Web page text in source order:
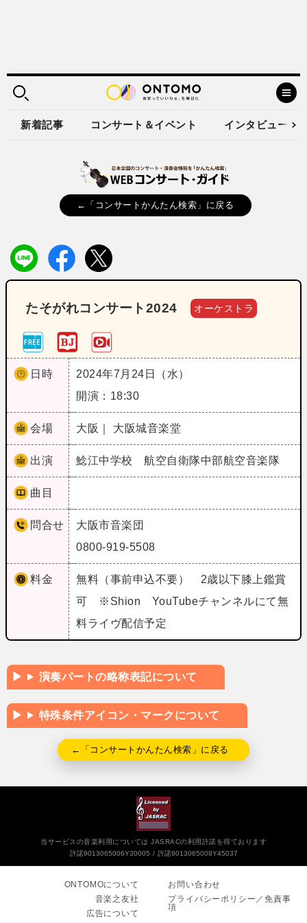
新着記事 コンサート＆イベント インタビュー
←「コンサートかんたん検索」に戻る
たそがれコンサート2024 オーケストラ
日時
2024年7月24日（水）
開演：18:30
会場 大阪｜ 大阪城音楽堂
出演 鯰江中学校 航空自衛隊中部航空音楽隊
曲目
問合せ
大阪市音楽団
0800-919-5508
料金
無料（事前申込不要） 2歳以下膝上鑑賞
可 ※Shion YouTubeチャンネルにて無
料ライヴ配信予定
演奏パートの略称表記について
特殊条件アイコン・マークについて
←「コンサートかんたん検索」に戻る
当サービスの音楽利用については JASRACの利用許諾を得ております
許諾9013065006Y30005
許諾9013065008Y45037
ONTOMOについて
音楽之友社
広告について
お問い合わせ
プライバシーポリシー／免責事
項